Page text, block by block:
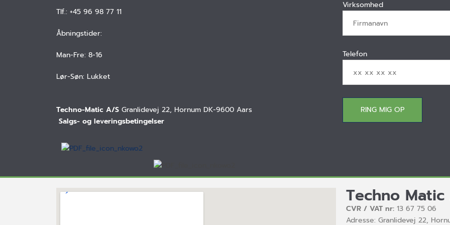
Tlf.: +45 96 98 77 11
Åbningstider:
Man-Fre: 8-16
Lør-Søn: Lukket
Techno-Matic A/S Granlidevej 22, Hornum DK-9600 Aars
Salgs- og leveringsbetingelser
Virksomhed
Telefon
Techno
CVR / VAT nr:13 67 75 06
Adresse: Granlidevej 22,